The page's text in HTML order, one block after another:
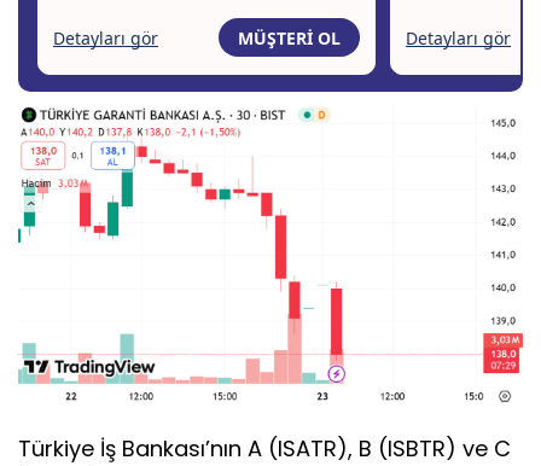
Türkiye İş Bankası’nın A (ISATR), B (ISBTR) ve C